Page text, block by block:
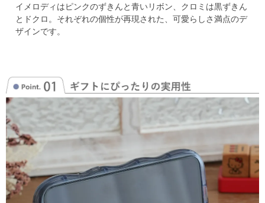
イメロディはピンクのずきんと青いリボン、クロミは黒ずきん
とドクロ。 それぞれの個性が再現された、可愛らしさ満点のデ
ザインです。